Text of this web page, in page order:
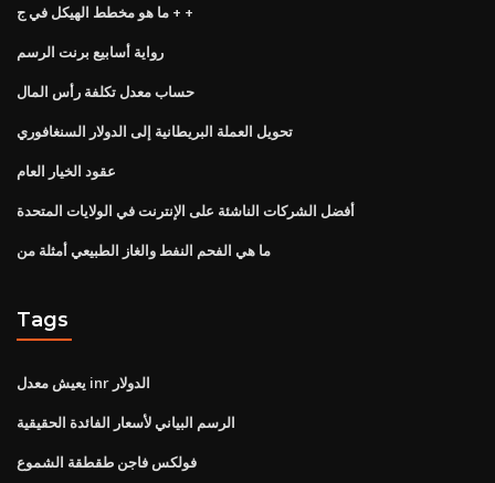
ما هو مخطط الهيكل في ج + +
رواية أسابيع برنت الرسم
حساب معدل تكلفة رأس المال
تحويل العملة البريطانية إلى الدولار السنغافوري
عقود الخيار العام
أفضل الشركات الناشئة على الإنترنت في الولايات المتحدة
ما هي الفحم النفط والغاز الطبيعي أمثلة من
Tags
يعيش معدل inr الدولار
الرسم البياني لأسعار الفائدة الحقيقية
فولكس فاجن طقطقة الشموع